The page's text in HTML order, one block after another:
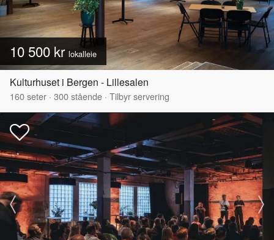
10 500 kr lokalleie
Kulturhuset i Bergen - Lillesalen
160seter · 300stående · Tilbyr servering